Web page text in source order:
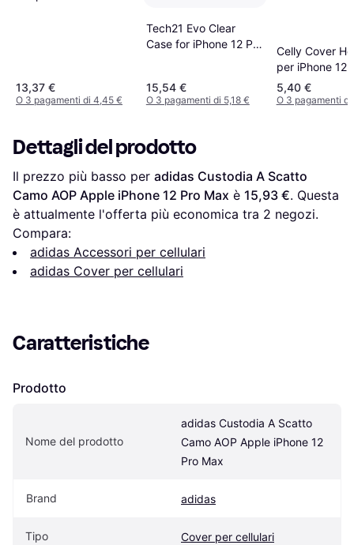
13,37 €
O 3 pagamenti di 4,45 €
Tech21 Evo Clear
Case for iPhone 12 Pro
15,54 €
O 3 pagamenti di 5,18 €
Celly Cover
per iPhone 12
Bianco
5,40 €
O 3 pagamenti di
Dettagli del prodotto
Il prezzo più basso per adidas Custodia A Scatto
Camo AOP Apple iPhone 12 Pro Max è 15,93 €. Questa
è attualmente l'offerta più economica tra 2 negozi.
Compara:
adidas Accessori per cellulari
adidas Cover per cellulari
Caratteristiche
Prodotto
Nome del prodotto
adidas Custodia A Scatto
Camo AOP Apple iPhone 12
Pro Max
Brand adidas
Tipo Cover per cellulari